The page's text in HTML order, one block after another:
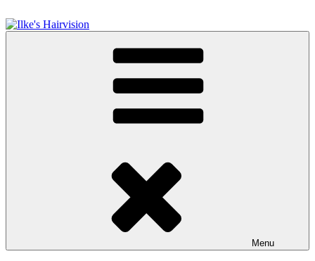
naar
de
Menu